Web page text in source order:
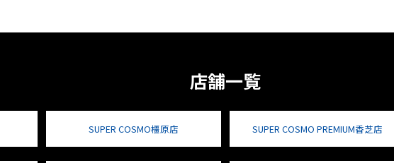
店舗一覧
SUPER COSMO橿原店 SUPER COSMO PREMIUM香芝店